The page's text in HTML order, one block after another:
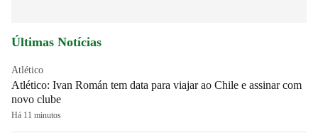
Últimas Notícias
Atlético
Atlético: Ivan Román tem data para viajar ao Chile e assinar com
novo clube
Há 11 minutos